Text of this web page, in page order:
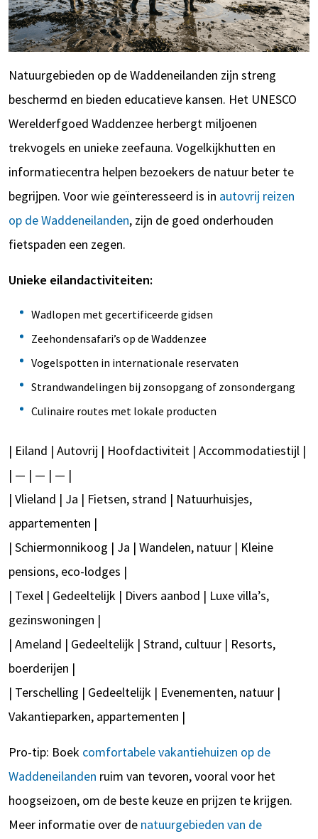
Natuurgebieden op de Waddeneilanden zijn streng
beschermd en bieden educatieve kansen. Het UNESCO
Werelderfgoed Waddenzee herbergt miljoenen
trekvogels en unieke zeefauna. Vogelkijkhutten en
informatiecentra helpen bezoekers de natuur beter te
begrijpen. Voor wie geïnteresseerd is in autovrij reizen
op de Waddeneilanden, zijn de goed onderhouden
fietspaden een zegen.
Unieke eilandactiviteiten:
Wadlopen met gecertificeerde gidsen
Zeehondensafari’s op de Waddenzee
Vogelspotten in internationale reservaten
Strandwandelingen bij zonsopgang of zonsondergang
Culinaire routes met lokale producten
| Eiland | Autovrij | Hoofdactiviteit | Accommodatiestijl |
| — | — | — |
| Vlieland | Ja | Fietsen, strand | Natuurhuisjes,
appartementen |
| Schiermonnikoog | Ja | Wandelen, natuur | Kleine
pensions, eco-lodges |
| Texel | Gedeeltelijk | Divers aanbod | Luxe villa’s,
gezinswoningen |
| Ameland | Gedeeltelijk | Strand, cultuur | Resorts,
boerderijen |
| Terschelling | Gedeeltelijk | Evenementen, natuur |
Vakantieparken, appartementen |
Pro-tip: Boek comfortabele vakantiehuizen op de
Waddeneilanden ruim van tevoren, vooral voor het
hoogseizoen, om de beste keuze en prijzen te krijgen.
Meer informatie over de natuurgebieden van de